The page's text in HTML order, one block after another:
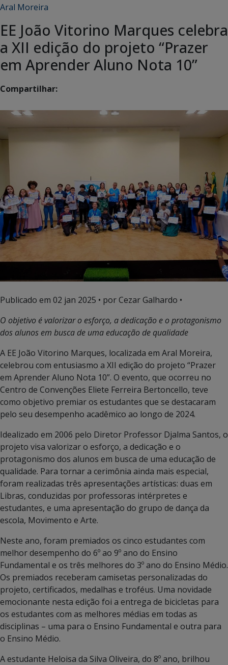
Aral Moreira
EE João Vitorino Marques celebra
a XII edição do projeto “Prazer
em Aprender Aluno Nota 10”
Compartilhar:
Publicado em 02 jan 2025 • por Cezar Galhardo •
O objetivo é valorizar o esforço, a dedicação e o protagonismo
dos alunos em busca de uma educação de qualidade
A EE João Vitorino Marques, localizada em Aral Moreira,
celebrou com entusiasmo a XII edição do projeto “Prazer
em Aprender Aluno Nota 10”. O evento, que ocorreu no
Centro de Convenções Eliete Ferreira Bertoncello, teve
como objetivo premiar os estudantes que se destacaram
pelo seu desempenho acadêmico ao longo de 2024.
Idealizado em 2006 pelo Diretor Professor Djalma Santos, o
projeto visa valorizar o esforço, a dedicação e o
protagonismo dos alunos em busca de uma educação de
qualidade. Para tornar a cerimônia ainda mais especial,
foram realizadas três apresentações artísticas: duas em
Libras, conduzidas por professoras intérpretes e
estudantes, e uma apresentação do grupo de dança da
escola, Movimento e Arte.
Neste ano, foram premiados os cinco estudantes com
melhor desempenho do 6º ao 9º ano do Ensino
Fundamental e os três melhores do 3º ano do Ensino Médio.
Os premiados receberam camisetas personalizadas do
projeto, certificados, medalhas e troféus. Uma novidade
emocionante nesta edição foi a entrega de bicicletas para
os estudantes com as melhores médias em todas as
disciplinas – uma para o Ensino Fundamental e outra para
o Ensino Médio.
A estudante Heloisa da Silva Oliveira, do 8º ano, brilhou